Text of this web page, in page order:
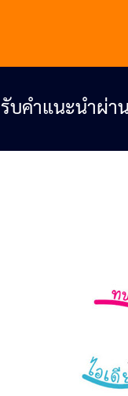
รับคำแนะนำผ่า